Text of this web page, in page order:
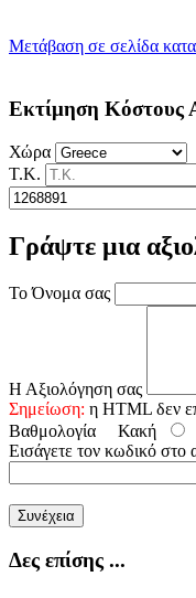
Μετάβαση σε σελίδα
Εκτίμηση Κόστους
Χώρα
Τ.Κ.
Γράψτε μια
Το Όνομα σας
Η Αξιολόγηση σας
Σημείωση: η HTML δεν
Βαθμολογία Κακή
Εισάγετε τον κωδικό στο
Συνέχεια
Δες επίσης ...